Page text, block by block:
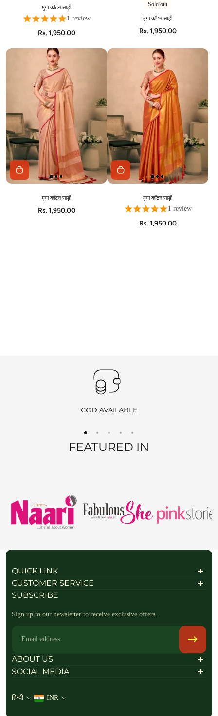
मुगा कॉटन साड़ी
1 review
Rs. 1,950.00
Sold out
मुगा कॉटन साड़ी
Rs. 1,950.00
मुगा कॉटन साड़ी
Rs. 1,950.00
मुगा कॉटन साड़ी
1 review
Rs. 1,950.00
COD AVAILABLE
FEATURED IN
QUICK LINK
हमारे बारे में
Contact Us
भुगतान वापसी की नीति
CUSTOMER SERVICE
नौवहन नीति
Return & Exchange Policy
Raise a return Request
SUBSCRIBE
Sign up to our newsletter to receive exclusive offers.
ABOUT US
+919714181802
SOCIAL MEDIA
हिन्दी INR